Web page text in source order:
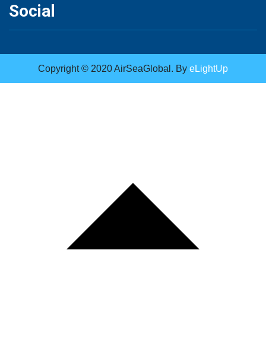
Social
Copyright © 2020 AirSeaGlobal. By eLightUp